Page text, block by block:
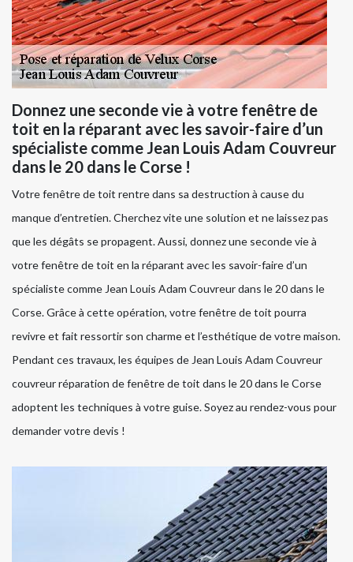
Donnez une seconde vie à votre fenêtre de
toit en la réparant avec les savoir-faire d’un
spécialiste comme Jean Louis Adam Couvreur
dans le 20 dans le Corse !
Votre fenêtre de toit rentre dans sa destruction à cause du
manque d’entretien. Cherchez vite une solution et ne laissez pas
que les dégâts se propagent. Aussi, donnez une seconde vie à
votre fenêtre de toit en la réparant avec les savoir-faire d’un
spécialiste comme Jean Louis Adam Couvreur dans le 20 dans le
Corse. Grâce à cette opération, votre fenêtre de toit pourra
revivre et fait ressortir son charme et l’esthétique de votre maison.
Pendant ces travaux, les équipes de Jean Louis Adam Couvreur
couvreur réparation de fenêtre de toit dans le 20 dans le Corse
adoptent les techniques à votre guise. Soyez au rendez-vous pour
demander votre devis !